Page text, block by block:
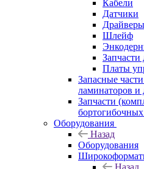
Кабели
Датчики
Шлейф
Платы
Запасные
ламинаторов и
Запчасти
бортогибочных
Оборудования
Назад
Оборудования